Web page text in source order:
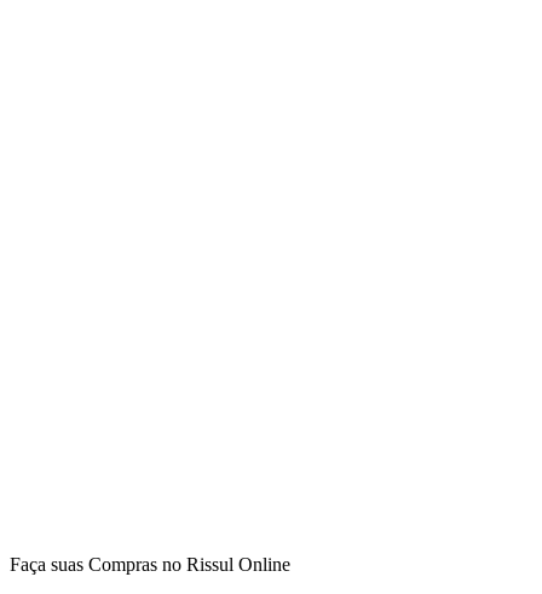
Faça suas Compras no Rissul Online